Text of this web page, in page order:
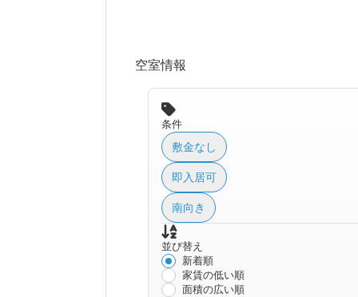
空室情報
条件
敷金なし
即入居可
南向き
並び替え
新着順
家賃の低い順
面積の広い順